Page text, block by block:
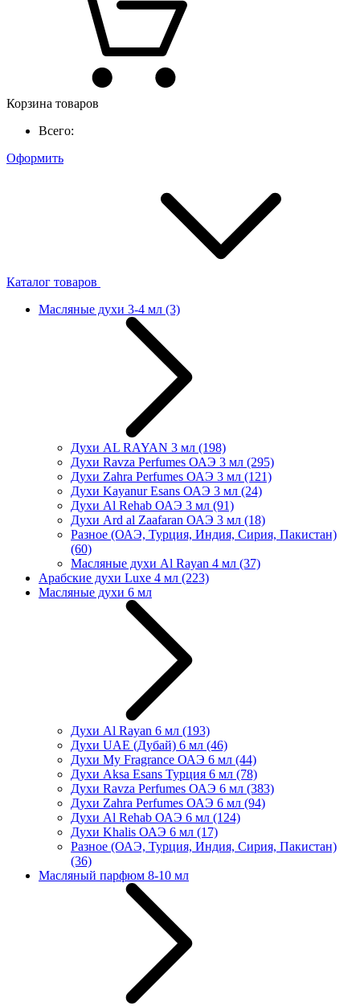
Корзина товаров
Всего:
Оформить
Каталог товаров
Масляные духи 3-4 мл (3)
Духи AL RAYAN 3 мл (198)
Духи Ravza Perfumes ОАЭ 3 мл (295)
Духи Zahra Perfumes ОАЭ 3 мл (121)
Духи Kayanur Esans ОАЭ 3 мл (24)
Духи Al Rehab ОАЭ 3 мл (91)
Духи Ard al Zaafaran ОАЭ 3 мл (18)
Разное (ОАЭ, Турция, Индия, Сирия, Пакистан)
(60)
Масляные духи Al Rayan 4 мл (37)
Арабские духи Luxe 4 мл (223)
Масляные духи 6 мл
Духи Al Rayan 6 мл (193)
Духи UAE (Дубай) 6 мл (46)
Духи My Fragrance ОАЭ 6 мл (44)
Духи Aksa Esans Турция 6 мл (78)
Духи Ravza Perfumes ОАЭ 6 мл (383)
Духи Zahra Perfumes ОАЭ 6 мл (94)
Духи Al Rehab ОАЭ 6 мл (124)
Духи Khalis ОАЭ 6 мл (17)
Разное (ОАЭ, Турция, Индия, Сирия, Пакистан)
(36)
Масляный парфюм 8-10 мл